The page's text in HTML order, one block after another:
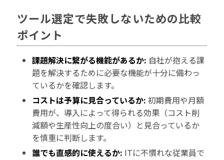
ツール選定で失敗しないための比較
ポイント
課題解決に繋がる機能があるか: 自社が抱える課
題を解決するために必要な機能が十分に備わっ
ているかを確認します。
コストは予算に見合っているか: 初期費用や月額
費用が、導入によって得られる効果（コスト削
減額や生産性向上の度合い）と見合っているか
を慎重に判断します。
誰でも直感的に使えるか: ITに不慣れな従業員で